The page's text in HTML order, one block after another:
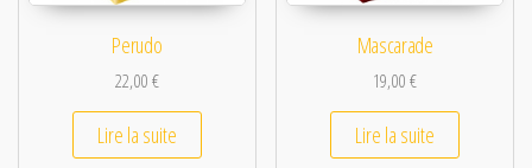
Perudo
22,00€
Lire la suite
Mascarade
19,00€
Lire la suite